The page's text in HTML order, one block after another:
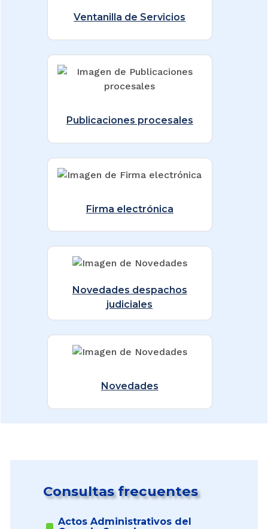
Ventanilla de Servicios
Publicaciones procesales
Firma electrónica
Novedades despachos
judiciales
Novedades
Consultas frecuentes
Actos Administrativos del